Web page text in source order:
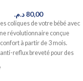
80,00 د.م.
coliques de votre bébé avec
révolutionnaire conçue
à partir de 3 mois.
reflux breveté pour des
sereins. Livré en 24-48h au